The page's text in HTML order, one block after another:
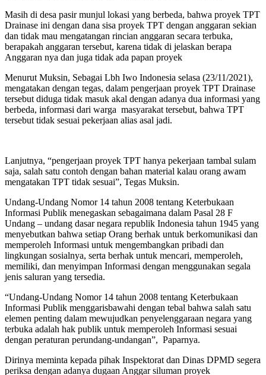
Masih di desa pasir munjul lokasi yang berbeda, bahwa proyek TPT
Drainase ini dengan dana sisa proyek TPT dengan anggaran sekian
dan tidak mau mengatangan rincian anggaran secara terbuka,
berapakah anggaran tersebut, karena tidak di jelaskan berapa
Anggaran nya dan juga tidak ada papan proyek
Menurut Muksin, Sebagai Lbh Iwo Indonesia selasa (23/11/2021),
mengatakan dengan tegas, dalam pengerjaan proyek TPT Drainase
tersebut diduga tidak masuk akal dengan adanya dua informasi yang
berbeda, informasi dari warga masyarakat tersebut, bahwa TPT
tersebut tidak sesuai pekerjaan alias asal jadi.
Lanjutnya, “pengerjaan proyek TPT hanya pekerjaan tambal sulam
saja, salah satu contoh dengan bahan material kalau orang awam
mengatakan TPT tidak sesuai”, Tegas Muksin.
Undang-Undang Nomor 14 tahun 2008 tentang Keterbukaan
Informasi Publik menegaskan sebagaimana dalam Pasal 28 F
Undang – undang dasar negara republik Indonesia tahun 1945 yang
menyebutkan bahwa setiap Orang berhak untuk berkomunikasi dan
memperoleh Informasi untuk mengembangkan pribadi dan
lingkungan sosialnya, serta berhak untuk mencari, memperoleh,
memiliki, dan menyimpan Informasi dengan menggunakan segala
jenis saluran yang tersedia.
“Undang-Undang Nomor 14 tahun 2008 tentang Keterbukaan
Informasi Publik menggarisbawahi dengan tebal bahwa salah satu
elemen penting dalam mewujudkan penyelenggaraan negara yang
terbuka adalah hak publik untuk memperoleh Informasi sesuai
dengan peraturan perundang-undangan”, Paparnya.
Dirinya meminta kepada pihak Inspektorat dan Dinas DPMD segera
periksa dengan adanya dugaan Anggar siluman proyek